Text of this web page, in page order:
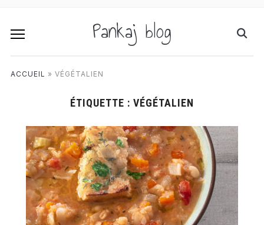
Pankaj blog
ACCUEIL » VÉGÉTALIEN
ÉTIQUETTE : VÉGÉTALIEN